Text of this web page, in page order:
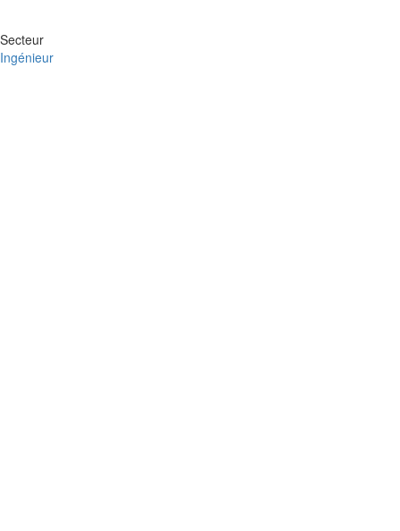
Secteur
Ingénieur